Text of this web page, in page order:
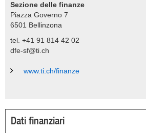
Sezione delle finanze
Piazza Governo 7
6501 Bellinzona
tel. +41 91 814 42 02
dfe-sf@ti.ch
www.ti.ch/finanze
Dati finanziari